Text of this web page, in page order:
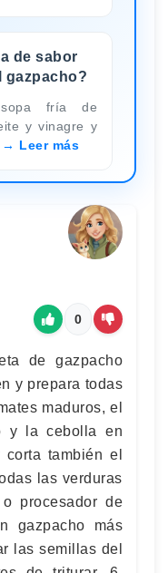
de sabor
gazpacho?
fría de
y vinagre y
Leer más
0
de gazpacho
y prepara todas
maduros, el
y la cebolla en
también el
las verduras
procesador de
gazpacho más
las semillas del